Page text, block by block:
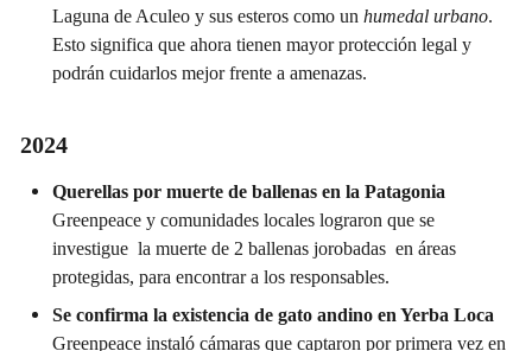
Laguna de Aculeo y sus esteros como un humedal urbano.
Esto significa que ahora tienen mayor protección legal y
podrán cuidarlos mejor frente a amenazas.
2024
Querellas por muerte de ballenas en la Patagonia
Greenpeace y comunidades locales lograron que se
investigue la muerte de 2 ballenas jorobadas en áreas
protegidas, para encontrar a los responsables.
Se confirma la existencia de gato andino en Yerba Loca
Greenpeace instaló cámaras que captaron por primera vez en